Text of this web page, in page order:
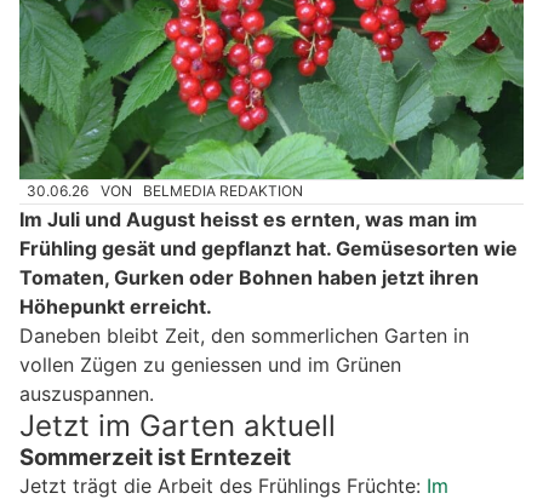
30.06.26 VON BELMEDIA REDAKTION
Im Juli und August heisst es ernten, was man im
Frühling gesät und gepflanzt hat. Gemüsesorten wie
Tomaten, Gurken oder Bohnen haben jetzt ihren
Höhepunkt erreicht.
Daneben bleibt Zeit, den sommerlichen Garten in
vollen Zügen zu geniessen und im Grünen
auszuspannen.
Jetzt im Garten aktuell
Sommerzeit ist Erntezeit
Jetzt trägt die Arbeit des Frühlings Früchte: Im